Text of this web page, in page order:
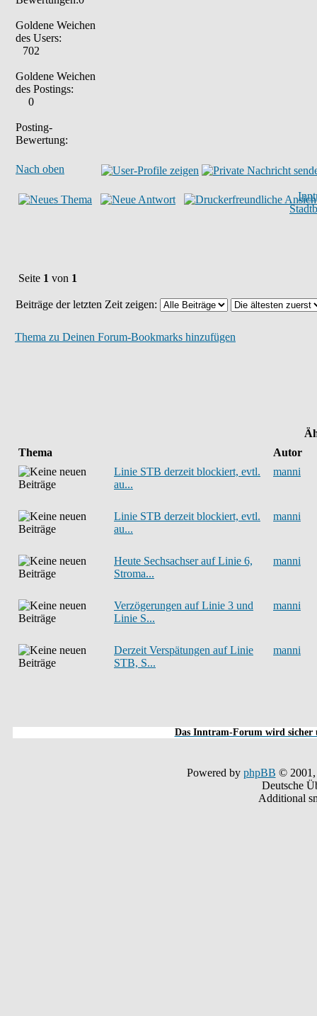
Goldene Weichen
des Users:
702
Goldene Weichen
des Postings:
0
Posting-
Bewertung:
Nach oben
Seite 1 von 1
Beiträge der letzten Zeit zeigen:
Thema zu Deinen Forum-Bookmarks hinzufügen
Thema
Autor
Linie STB derzeit blockiert, evtl.
au...
manni
Linie STB derzeit blockiert, evtl.
au...
manni
Heute Sechsachser auf Linie 6,
Stroma...
manni
Verzögerungen auf Linie 3 und
Linie S...
manni
Derzeit Verspätungen auf Linie
STB, S...
manni
Das Inntram-Forum wird sicher
Powered by phpBB © 2001,
Deutsche
Additional